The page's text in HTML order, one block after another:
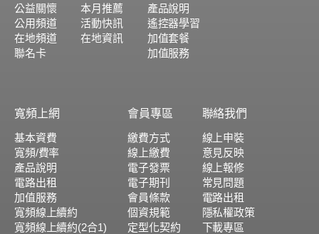
公益關懷
公用頻道
在地頻道
聯名卡
本月推薦
活動快訊
在地資訊
產品說明
遙控器學習
加值套餐
加值服務
寬頻上網
基本資費
寬頻/費率
產品說明
電路出租
加值服務
寬頻線上續約
寬頻線上續約(2合1)
會員專區
繳費方式
線上繳費
電子發票
電子期刊
會員條款
個資規範
定型化契約
聯絡我們
線上申裝
意見反映
線上報修
常見問題
電路出租
隱私權政策
下載專區